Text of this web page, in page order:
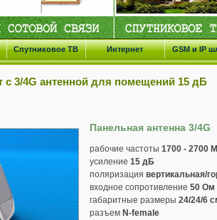
с 3/4G антенной для помещений 15 дБ
Панельная антенна 3/4G
рабочие частоты 1700 - 2700
усиление 15 дБ
поляризация вертикальная/
входное сопротивление 50 Ом
габаритные размеры 24/24/6
разъем N-female
Спутниковое ТВ Интернет GSM и IP